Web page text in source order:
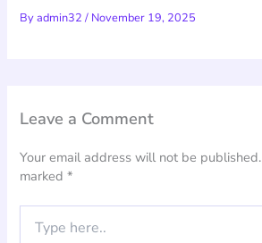
Byadmin32/ November 19, 2025
Leave a Comment
Your email address will not be published.
marked*
here..